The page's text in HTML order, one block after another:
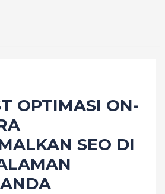
OPTIMASI ON-
SEO DI